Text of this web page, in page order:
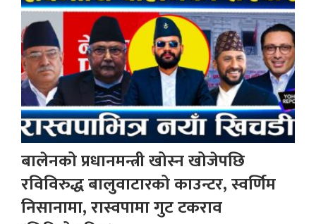
बालेनको प्रधानमन्त्री खोस्न खोजेपछि
रविविरुद्ध बालुवाटारको काउन्टर, स्वर्णिम
निसानामा, रास्वपामा गुट टकराव